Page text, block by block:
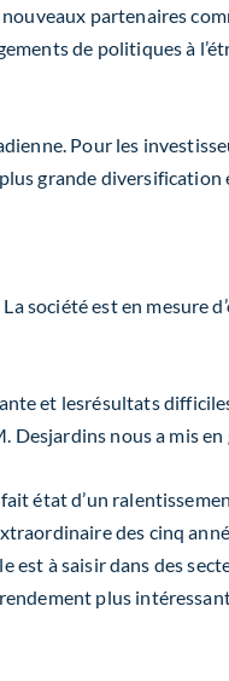
partenaires
de politiques à
Pour les
grande
société est en mesure
et lesrésultats
Desjardins nous a mis
état d’un
des cinq
est à saisir dans des
plus